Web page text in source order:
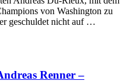
von Washington zu
geschuldet nicht auf …
Renner –